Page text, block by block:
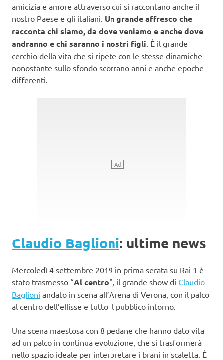
amicizia e amore attraverso cui si raccontano anche il
nostro Paese e gli italiani. Un grande affresco che
racconta chi siamo, da dove veniamo e anche dove
andranno e chi saranno i nostri figli . È il grande
cerchio della vita che si ripete con le stesse dinamiche
nonostante sullo sfondo scorrano anni e anche epoche
differenti.
Claudio Baglioni: ultime news
Mercoledì 4 settembre 2019 in prima serata su Rai 1 è
stato trasmesso “Al centro“, il grande show di Claudio
Baglioni andato in scena all’Arena di Verona, con il palco
al centro dell’ellisse e tutto il pubblico intorno.
Una scena maestosa con 8 pedane che hanno dato vita
ad un palco in continua evoluzione, che si trasformerà
nello spazio ideale per interpretare i brani in scaletta. È